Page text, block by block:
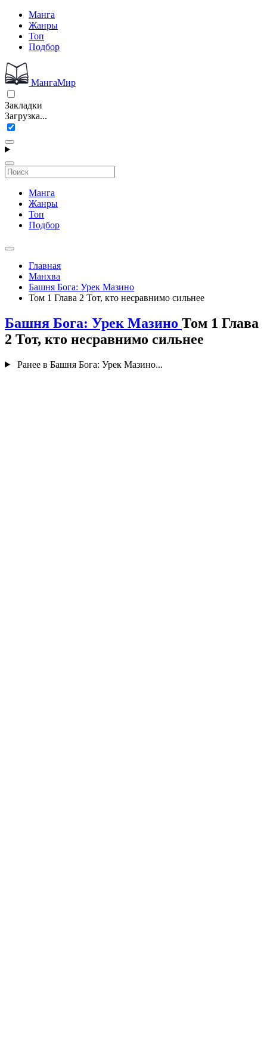
Манга
Жанры
Топ
Подбор
МангаМир
Закладки
Загрузка...
Манга
Жанры
Топ
Подбор
Главная
Манхва
Башня Бога: Урек Мазино
Том 1 Глава 2 Тот, кто несравнимо сильнее
Башня Бога: Урек Мазино Том 1 Глава
2 Тот, кто несравнимо сильнее
Ранее в Башня Бога: Урек Мазино...